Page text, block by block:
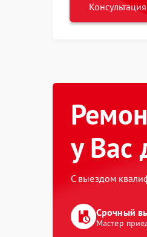
у Вас
С выездом
Срочный
Мастер